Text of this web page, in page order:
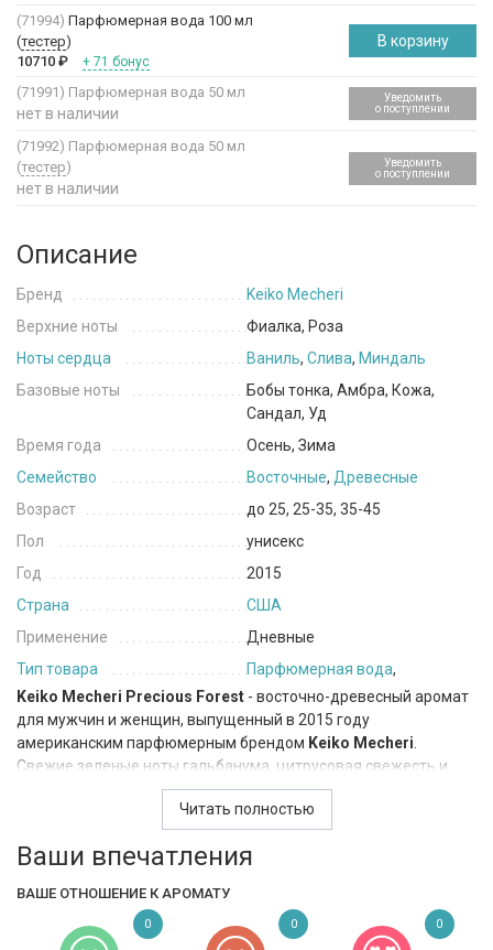
(71994) Парфюмерная вода 100 мл
(тестер)
10710 ₽ + 71 бонус
В корзину
(71991) Парфюмерная вода 50 мл
нет в наличии
Уведомить
о поступлении
(71992) Парфюмерная вода 50 мл
(тестер)
нет в наличии
Уведомить
о поступлении
Описание
Бренд
Keiko Mecheri
Верхние ноты
Фиалка, Роза
Ноты сердца
Ваниль, Слива, Миндаль
Базовые ноты
Бобы тонка, Амбра, Кожа,
Сандал, Уд
Время года
Осень, Зима
Семейство
Восточные, Древесные
Возраст
до 25, 25-35, 35-45
Пол
унисекс
Год
2015
Страна
США
Применение
Дневные
Тип товара
Парфюмерная вода,
Keiko Mecheri Precious Forest - восточно-древесный аромат
для мужчин и женщин, выпущенный в 2015 году
американским парфюмерным брендом Keiko Mecheri
Свежие зеленые ноты гальбанума, цитрусовая свежесть и
тепло пряных восточных специй рисуют в воображении
вдохновляющую картинку леса, помпезно преподнося
сладкие, бархатистые акценты розы, утонченные мотивы
фиалки, с сладкими оттенками медовой сливы и пикантной
сандала, с тонким дымным бальзамическим послевкусием
Читать полностью
Ваши впечатления
ВАШЕ ОТНОШЕНИЕ К АРОМАТУ
0 0 0